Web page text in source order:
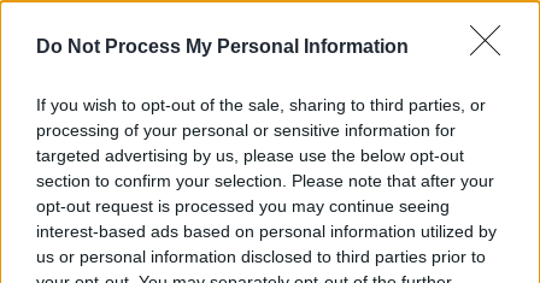
Do Not Process My Personal Information
If you wish to opt-out of the sale, sharing to third parties, or
processing of your personal or sensitive information for
targeted advertising by us, please use the below opt-out
section to confirm your selection. Please note that after your
opt-out request is processed you may continue seeing
interest-based ads based on personal information utilized by
us or personal information disclosed to third parties prior to
Achat Automobile
Autonomie électrique : ce que vous
devez vraiment connaître avant